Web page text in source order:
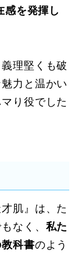
感を発揮し
理堅くも破
力と温かい
り役でした
肌』は、た
なく、 私た
科書のよう